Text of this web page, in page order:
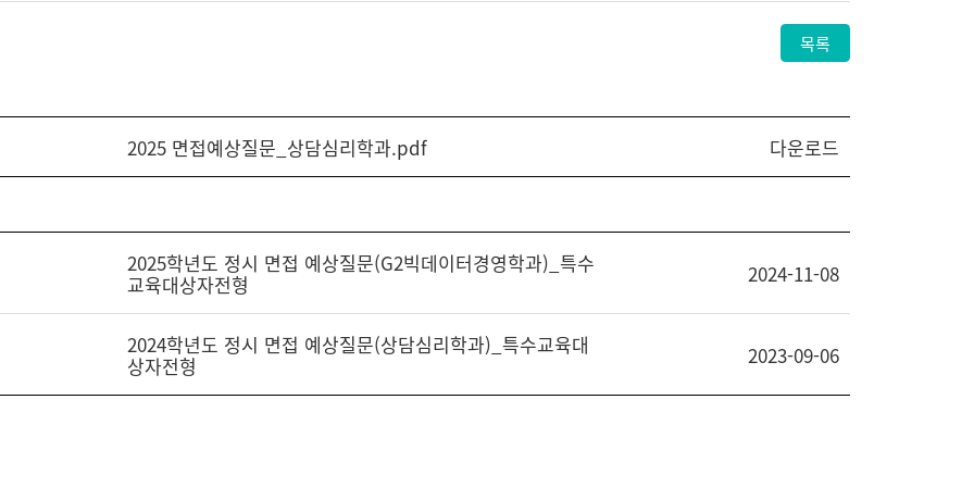
목록
2025 면접예상질문_상담심리학과.pdf 다운로드
2025학년도 정시 면접 예상질문(G2빅데이터경영학과)_특수
교육대상자전형
2024-11-08
2024학년도 정시 면접 예상질문(상담심리학과)_특수교육대
상자전형
2023-09-06